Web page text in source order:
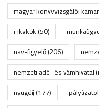
magyar könyvvizsgálói
mkvkok(50)
nav-figyelő(206)
nemzeti adó- és vámhivatal
nyugdíj(177)